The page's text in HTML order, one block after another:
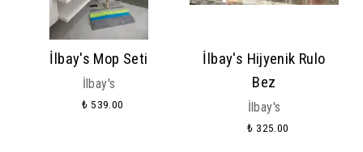
İlbay's Mop Seti
İlbay's
₺ 539.00
İlbay's Hijyenik Rulo
Bez
İlbay's
₺ 325.00